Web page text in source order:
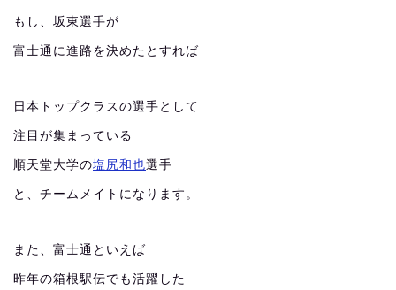
もし、坂東選手が
富士通に進路を決めたとすれば
日本トップクラスの選手として
注目が集まっている
順天堂大学の塩尻和也選手
と、チームメイトになります。
また、富士通といえば
昨年の箱根駅伝でも活躍した